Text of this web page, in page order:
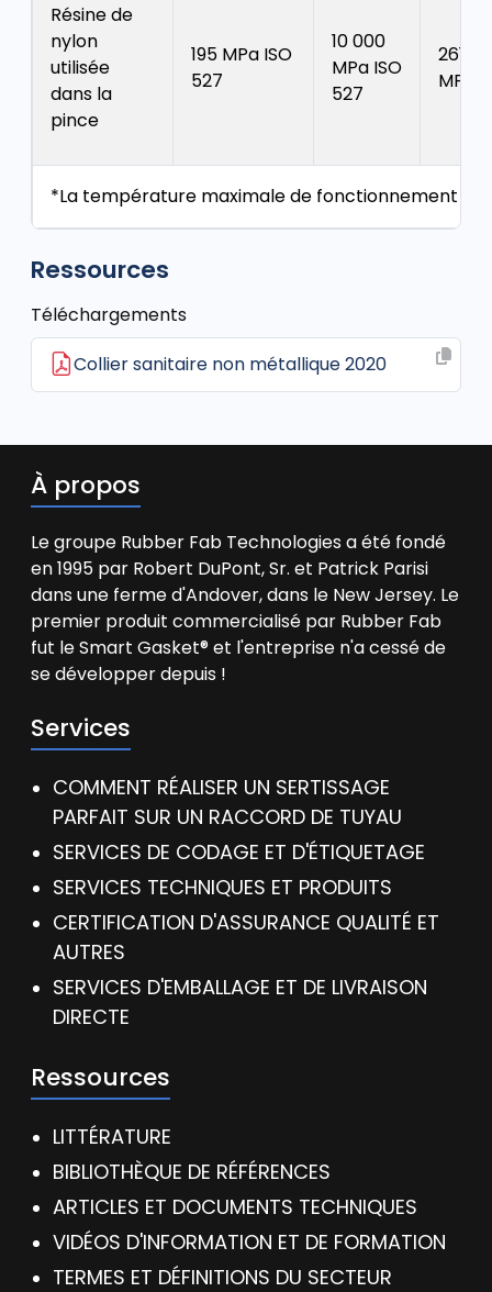
Résine de
nylon
utilisée
dans la
pince
195 MPa ISO
527
10 000
MPa ISO
527
261
MPa
*La température maximale de fonctionnement
Ressources
Téléchargements
Collier sanitaire non métallique 2020
À propos
Le groupe Rubber Fab Technologies a été fondé
en 1995 par Robert DuPont, Sr. et Patrick Parisi
dans une ferme d'Andover, dans le New Jersey. Le
premier produit commercialisé par Rubber Fab
fut le Smart Gasket® et l'entreprise n'a cessé de
se développer depuis !
Services
COMMENT RÉALISER UN SERTISSAGE
PARFAIT SUR UN RACCORD DE TUYAU
SERVICES DE CODAGE ET D'ÉTIQUETAGE
SERVICES TECHNIQUES ET PRODUITS
CERTIFICATION D'ASSURANCE QUALITÉ ET
AUTRES
SERVICES D'EMBALLAGE ET DE LIVRAISON
DIRECTE
Ressources
LITTÉRATURE
BIBLIOTHÈQUE DE RÉFÉRENCES
ARTICLES ET DOCUMENTS TECHNIQUES
VIDÉOS D'INFORMATION ET DE FORMATION
TERMES ET DÉFINITIONS DU SECTEUR